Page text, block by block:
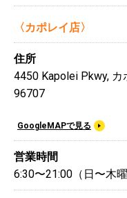
〈カポレイ店〉
住所
4450 Kapolei Pkwy,
96707
GoogleMAPで見る
営業時間
6:30〜21:00（日〜木